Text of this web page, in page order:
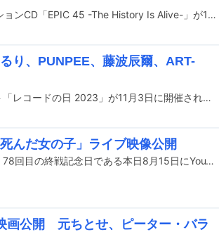
EPICレコードの創立45周年を記念した3枚組コンピレーションCD「EPIC 45 -The History Is Alive-」が12月20日にリリースされる。
り、PUNPEE、藤波辰爾、ART-
アナログレコードの普及を目的とした東洋化成のイベント「レコードの日 2023」が11月3日に開催される。
んだ女の子」ライブ映像公開
元ちとせが歌う反戦歌「死んだ女の子」のライブ映像が、78回目の終戦記念日である本日8月15日にYouTubeで公開された。
画公開 元ちとせ、ピーター・バラ